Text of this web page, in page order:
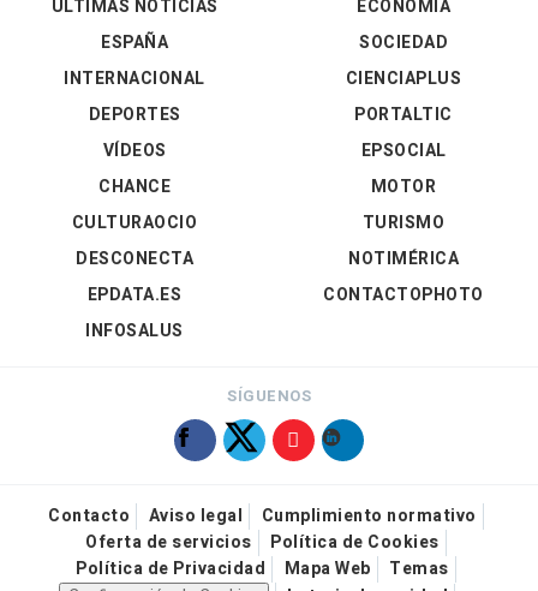
ÚLTIMAS NOTICIAS
ESPAÑA
INTERNACIONAL
DEPORTES
VÍDEOS
ECONOMÍA
SOCIEDAD
CIENCIAPLUS
PORTALTIC
EPSOCIAL
CHANCE
CULTURAOCIO
DESCONECTA
EPDATA.ES
INFOSALUS
MOTOR
TURISMO
NOTIMÉRICA
CONTACTOPHOTO
SÍGUENOS
Contacto Aviso legal
Cumplimiento normativo
Oferta de servicios
Política de Cookies
Política de Privacidad
Mapa Web
Temas